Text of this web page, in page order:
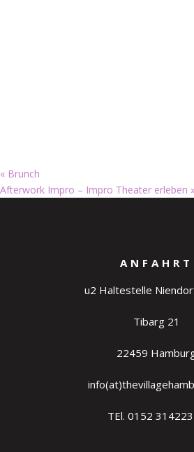
« Brunch
Afterwork Impro – Impro Theater erleben
ANFAHRT
u2 Haltestelle
Tibarg 21
22459
TEl. 0152